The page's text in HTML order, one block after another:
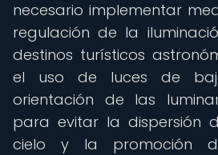
necesario implementar
regulación de la
destinos turísticos
el uso de luces de
orientación de las
para evitar la dispersión
cielo y la promoción